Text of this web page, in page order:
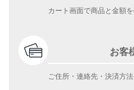
カート画面で商品と金額を
お客
ご住所・連絡先・決済方法